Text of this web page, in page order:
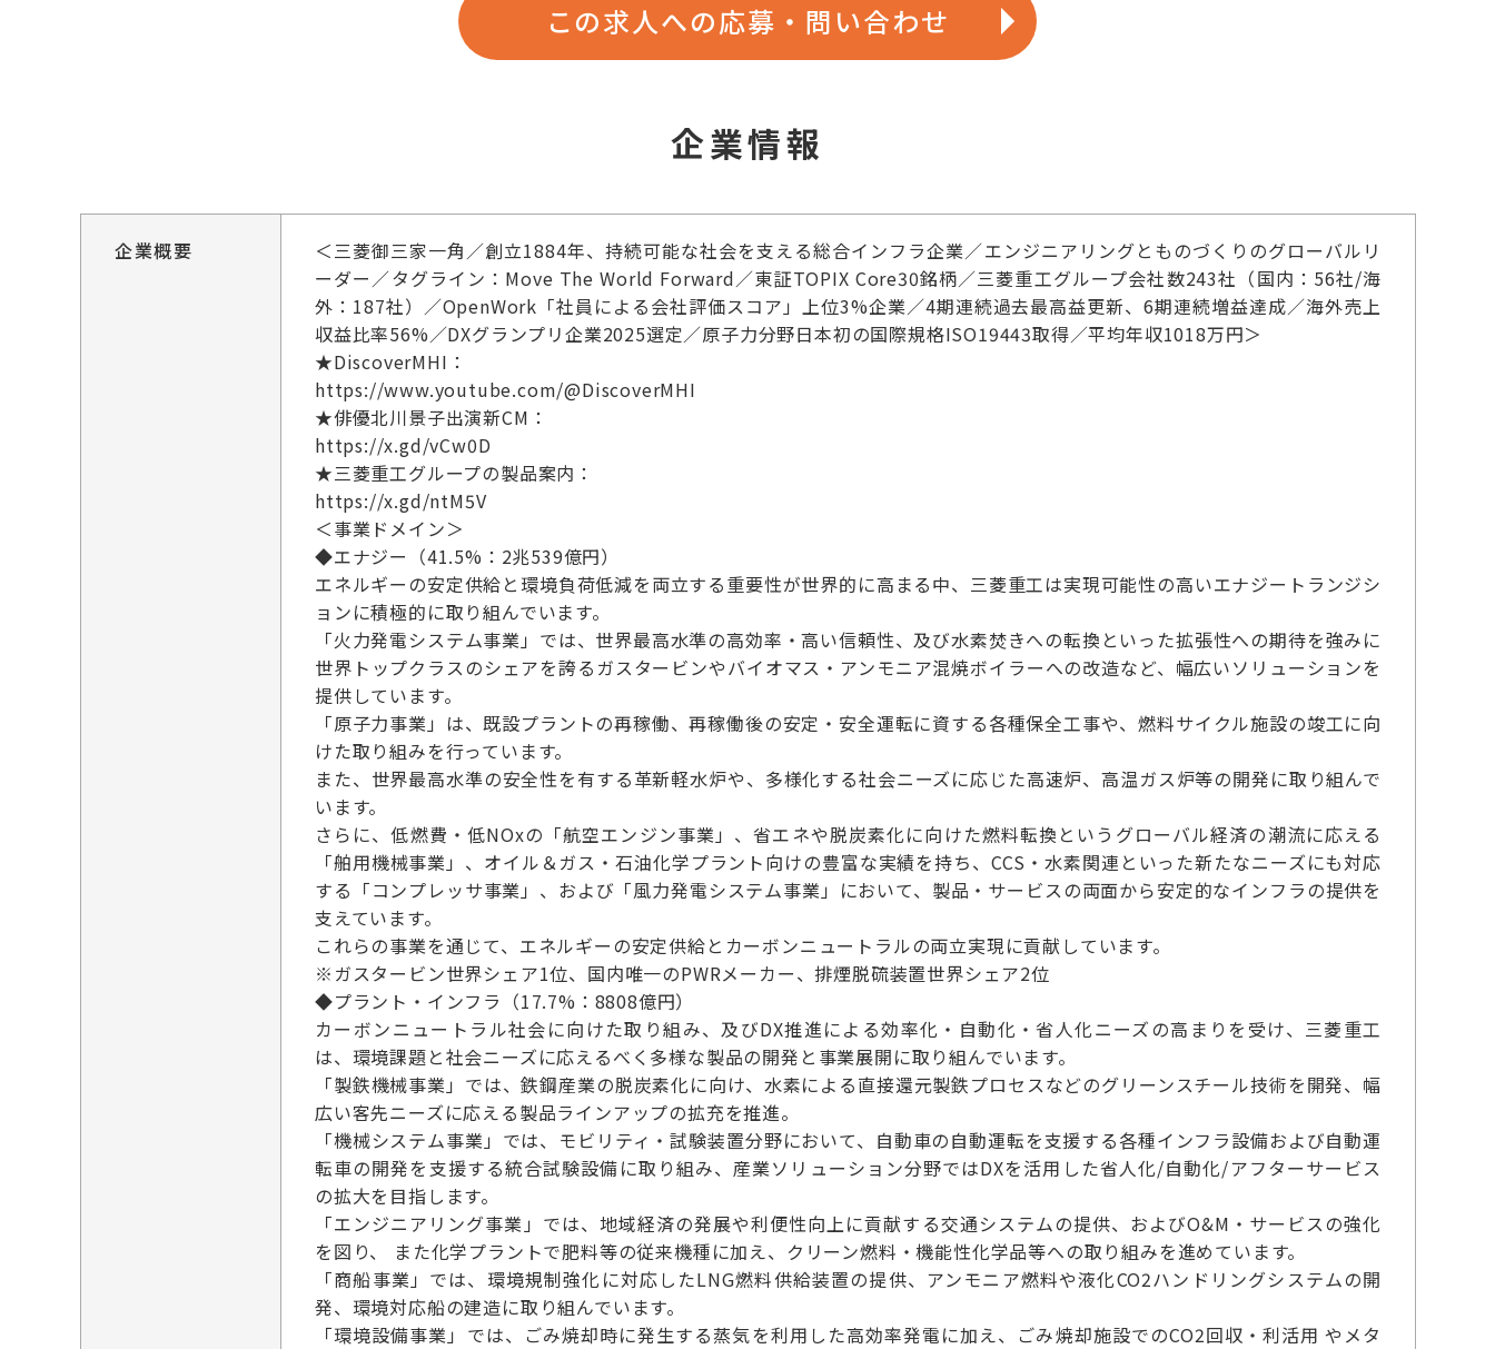
この求人への応募・問い合わせ
企業情報
企業概要
＜三菱御三家一角／創立1884年、持続可能な社会を支える総合インフラ企業／エンジニアリングとものづくりのグローバルリ
ーダー／タグライン：Move The World Forward／東証TOPIX Core30銘柄／三菱重工グループ会社数243社（国内：56社/海
外：187社）／OpenWork「社員による会社評価スコア」上位3%企業／4期連続過去最高益更新、6期連続増益達成／海外売上
収益比率56%／DXグランプリ企業2025選定／原子力分野日本初の国際規格ISO19443取得／平均年収1018万円＞
★DiscoverMHI：
https://www.youtube.com/@DiscoverMHI
★俳優北川景子出演新CM：
https://x.gd/vCw0D
★三菱重工グループの製品案内：
https://x.gd/ntM5V
＜事業ドメイン＞
◆エナジー（41.5%：2兆539億円）
エネルギーの安定供給と環境負荷低減を両立する重要性が世界的に高まる中、三菱重工は実現可能性の高いエナジートランジシ
ョンに積極的に取り組んでいます。
「火力発電システム事業」では、世界最高水準の高効率・高い信頼性、及び水素焚きへの転換といった拡張性への期待を強みに
世界トップクラスのシェアを誇るガスタービンやバイオマス・アンモニア混焼ボイラーへの改造など、幅広いソリューションを
提供しています。
「原子力事業」は、既設プラントの再稼働、再稼働後の安定・安全運転に資する各種保全工事や、燃料サイクル施設の竣工に向
けた取り組みを行っています。
また、世界最高水準の安全性を有する革新軽水炉や、多様化する社会ニーズに応じた高速炉、高温ガス炉等の開発に取り組んで
います。
さらに、低燃費・低NOxの「航空エンジン事業」、省エネや脱炭素化に向けた燃料転換というグローバル経済の潮流に応える
「舶用機械事業」、オイル＆ガス・石油化学プラント向けの豊富な実績を持ち、CCS・水素関連といった新たなニーズにも対応
する「コンプレッサ事業」、および「風力発電システム事業」において、製品・サービスの両面から安定的なインフラの提供を
支えています。
これらの事業を通じて、エネルギーの安定供給とカーボンニュートラルの両立実現に貢献しています。
※ガスタービン世界シェア1位、国内唯一のPWRメーカー、排煙脱硫装置世界シェア2位
◆プラント・インフラ（17.7%：8808億円）
カーボンニュートラル社会に向けた取り組み、及びDX推進による効率化・自動化・省人化ニーズの高まりを受け、三菱重工
は、環境課題と社会ニーズに応えるべく多様な製品の開発と事業展開に取り組んでいます。
「製鉄機械事業」では、鉄鋼産業の脱炭素化に向け、水素による直接還元製鉄プロセスなどのグリーンスチール技術を開発、幅
広い客先ニーズに応える製品ラインアップの拡充を推進。
「機械システム事業」では、モビリティ・試験装置分野において、自動車の自動運転を支援する各種インフラ設備および自動運
転車の開発を支援する統合試験設備に取り組み、産業ソリューション分野ではDXを活用した省人化/自動化/アフターサービス
の拡大を目指します。
「エンジニアリング事業」では、地域経済の発展や利便性向上に貢献する交通システムの提供、およびO&M・サービスの強化
を図り、 また化学プラントで肥料等の従来機種に加え、クリーン燃料・機能性化学品等への取り組みを進めています。
「商船事業」では、環境規制強化に対応したLNG燃料供給装置の提供、アンモニア燃料や液化CO2ハンドリングシステムの開
発、環境対応船の建造に取り組んでいます。
「環境設備事業」では、ごみ焼却時に発生する蒸気を利用した高効率発電に加え、ごみ焼却施設でのCO2回収・利活用 やメタ